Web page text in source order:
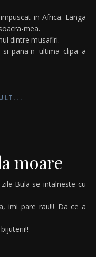
in Africa. Langa
mea.
dintre musafiri.
pana-n ultima clipa a
moare
imi pare rau!!! Da ce a